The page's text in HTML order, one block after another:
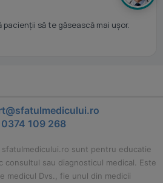
să te găsească mai ușor.
0374 109 268
sunt pentru educatie
consultul sau diagnosticul medical. Este
medicul Dvs., fie unul din medicii